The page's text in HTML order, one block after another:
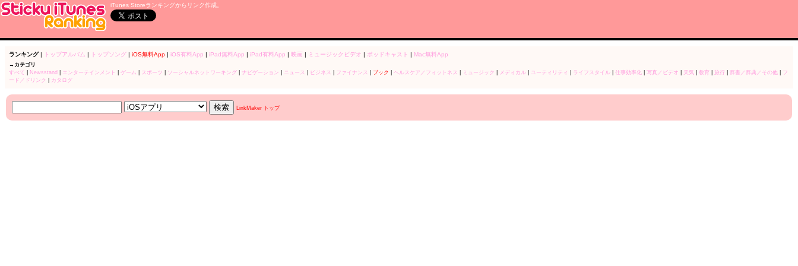
iTunes Storeランキングからリンク作成。
ランキング| トップアルバム | トップソング| iOS無料App| iOS有料App | iPad無料App | iPad有料App | 映画| ミュージックビデオ | ポッドキャスト | Mac無料App
→カテゴリ
すべて
Newsstand エンターテインメント ゲーム スポーツ ソーシャルネットワーキング| ナビゲーション ニュース ビジネス ファイナンス ブック ヘルスケア／フィットネス ミュージック メディカル| ユーティリティ ライフスタイル| 仕事効率化| 写真／ビデオ 天気| 教育| 旅行| 辞書／辞典／その他|
フ
ード／ドリンク
カタログ
LinkMaker トップ